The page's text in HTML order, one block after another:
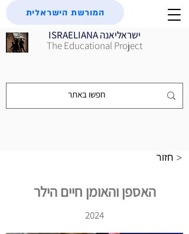
ISRAELIANA ישראליאנה
The Educational Project
המורשת הישראלית
חזור >
האספן והאומן חיים הילר
2024